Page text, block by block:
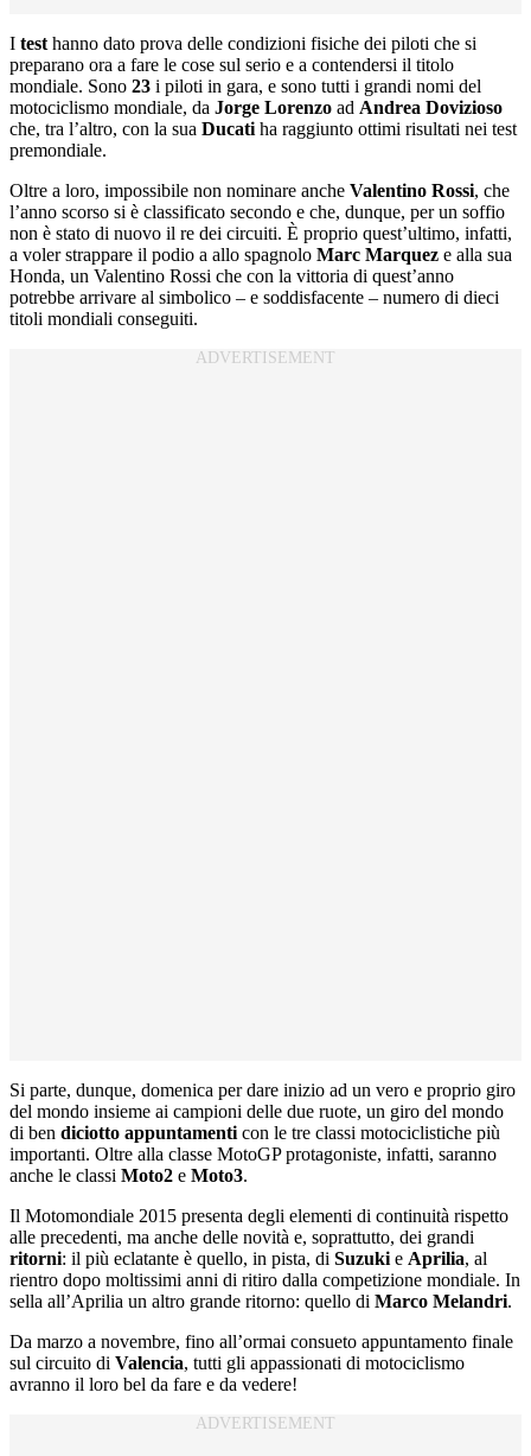
I testhanno dato prova delle condizioni fisiche dei piloti che si
preparano ora a fare le cose sul serio e a contendersi il titolo
mondiale. Sono 23 i piloti in gara, e sono tutti i grandi nomi del
motociclismo mondiale, da Jorge Lorenzo ad Andrea Dovizioso
che, tra l’altro, con la sua Ducatiha raggiunto ottimi risultati nei test
premondiale.
Oltre a loro, impossibile non nominare anche Valentino Rossi, che
l’anno scorso si è classificato secondo e che, dunque, per un soffio
non è stato di nuovo il re dei circuiti. È proprio quest’ultimo, infatti,
a voler strappare il podio a allo spagnolo Marc Marquez e alla sua
Honda, un Valentino Rossi che con la vittoria di quest’anno
potrebbe arrivare al simbolico – e soddisfacente – numero di dieci
titoli mondiali conseguiti.
Si parte, dunque, domenica per dare inizio ad un vero e proprio giro
del mondo insieme ai campioni delle due ruote, un giro del mondo
di ben diciotto appuntamenticon le tre classi motociclistiche più
importanti. Oltre alla classe MotoGP protagoniste, infatti, saranno
anche le classi Moto2 e Moto3.
Il Motomondiale 2015 presenta degli elementi di continuità rispetto
alle precedenti, ma anche delle novità e, soprattutto, dei grandi
ritorni: il più eclatante è quello, in pista, di Suzukie Aprilia, al
rientro dopo moltissimi anni di ritiro dalla competizione mondiale. In
sella all’Aprilia un altro grande ritorno: quello di Marco Melandri.
Da marzo a novembre, fino all’ormai consueto appuntamento finale
sul circuito di Valencia, tutti gli appassionati di motociclismo
avranno il loro bel da fare e da vedere!